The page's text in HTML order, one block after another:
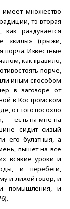
имеет множество
то вторая
раздувается
«килы» (грыжи,
порча. Известные
как правило,
порче,
иным способом
в заговоре от
в Костромском
от того посохло
— есть на мне на
сидит сизый
его булатныя, а
пышет на все
всякие уроки и
и перебеги,
и лихой говор, и
помышления, и